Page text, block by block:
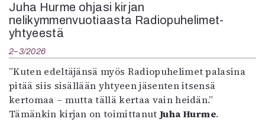
Juha Hurme ohjasi kirjan
nelikymmenvuotiaasta Radiopuhelimet-
yhtyeestä
2–3/2026
”Kuten edeltäjänsä myös Radiopuhelimet palasina
pitää siis sisällään yhtyeen jäsenten itsensä
kertomaa – mutta tällä kertaa vain heidän.”
Tämänkin kirjan on toimittanut Juha Hurme.